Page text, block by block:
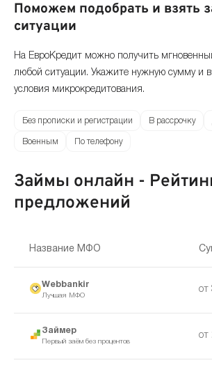
Поможем подобрать и взять
ситуации
На ЕвроКредит можно получить
любой ситуации. Укажите нужную сумму и
условия микрокредитования.
Без прописки и регистрации В рассрочку
Военным По телефону
Займы онлайн -
предложений
Название МФО
Webbankir
Лучшая МФО
от
Займер
Первый заём без процентов
от